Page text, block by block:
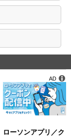
ローソンアプリ／ク
AD